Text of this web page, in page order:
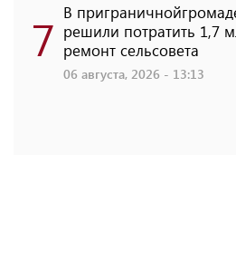
7 В
решили потратить 1,7
ремонт сельсовета
06 августа, 2026 - 13:13